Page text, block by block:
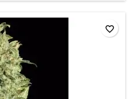
favorite_border